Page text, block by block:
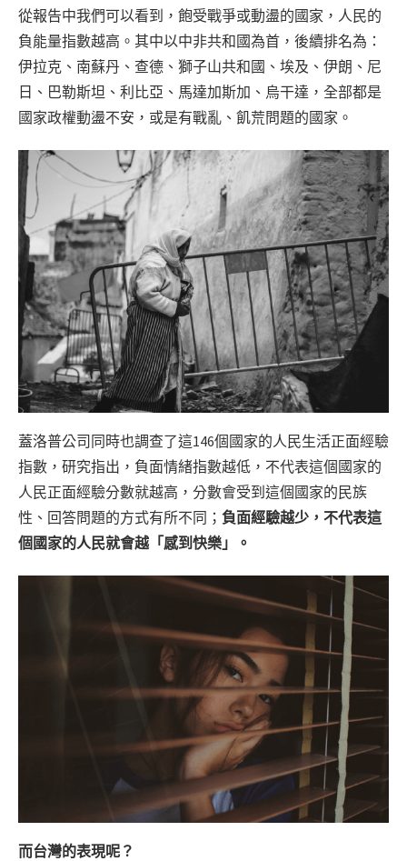
從報告中我們可以看到，飽受戰爭或動盪的國家，人民的
負能量指數越高。其中以中非共和國為首，後續排名為：
伊拉克、南蘇丹、查德、獅子山共和國、埃及、伊朗、尼
日、巴勒斯坦、利比亞、馬達加斯加、烏干達，全部都是
國家政權動盪不安，或是有戰亂、飢荒問題的國家。
蓋洛普公司同時也調查了這146個國家的人民生活正面經驗
指數，研究指出，負面情緒指數越低，不代表這個國家的
人民正面經驗分數就越高，分數會受到這個國家的民族
性、回答問題的方式有所不同； 負面經驗越少，不代表這
個國家的人民就會越「感到快樂」。
而台灣的表現呢？